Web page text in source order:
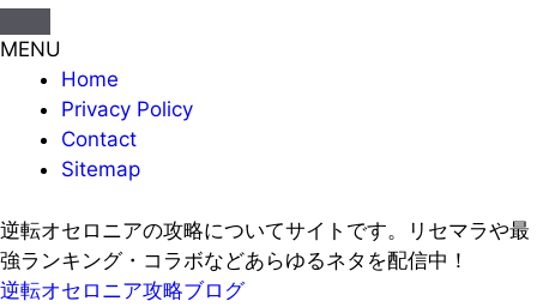
MENU
Home
Privacy Policy
Contact
Sitemap
逆転オセロニアの攻略についてサイトです。リセマラや最
強ランキング・コラボなどあらゆるネタを配信中！
逆転オセロニア攻略ブログ